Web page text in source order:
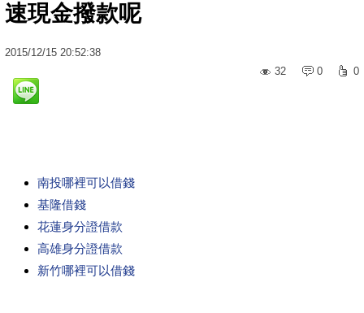
速現金撥款呢
2015/12/15 20:52:38
32
0 0
南投哪裡可以借錢
基隆借錢
花蓮身分證借款
高雄身分證借款
新竹哪裡可以借錢